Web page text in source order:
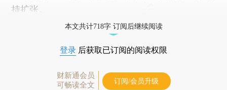
持扩张。
本文共计718字 订阅后继续阅读
登录 后获取已订阅的阅读权限
财新通会员
可畅读全文
订阅/会员升级